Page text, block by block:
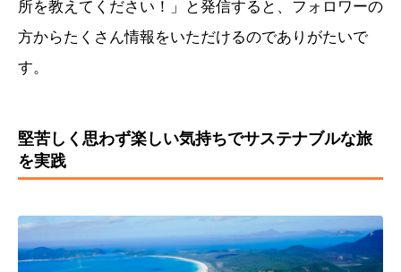
所を教えてください！」と発信すると、フォロワーの
方からたくさん情報をいただけるのでありがたいで
す。
堅苦しく思わず楽しい気持ちでサステナブルな旅
を実践